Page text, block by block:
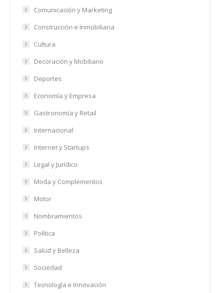
Comunicación y Marketing
Construcción e Inmobiliaria
Cultura
Decoración y Mobiliario
Deportes
Economía y Empresa
Gastronomía y Retail
Internacional
Internet y Startups
Legal y Jurídico
Moda y Complementos
Motor
Nombramientos
Política
Salud y Belleza
Sociedad
Tecnología e Innovación